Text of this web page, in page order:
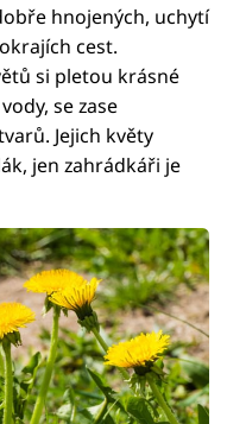
hnojených, uchytí
cest.
si pletou krásné
se zase
Jejich květy
jen zahrádkáři je